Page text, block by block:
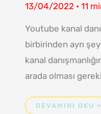
13/04/2022 •11
Youtube kanal
birbirinden ayrı
kanal
arada olması
DEVAMINI OKU »